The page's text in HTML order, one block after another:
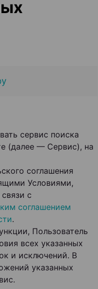
сервис поиска
(далее — Сервис), на
соглашения
Условиями,
с
соглашением
.
Пользователь
всех указанных
и исключений. В
указанных